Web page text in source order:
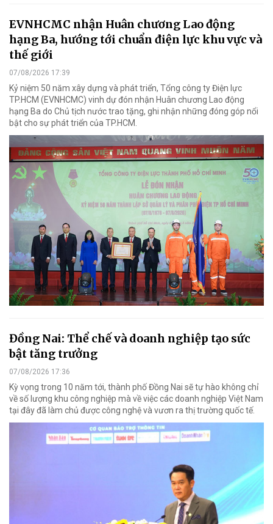
EVNHCMC nhận Huân chương Lao động
hạng Ba, hướng tới chuẩn điện lực khu vực và
thế giới
07/08/2026 17:39
Kỷ niệm 50 năm xây dựng và phát triển, Tổng công ty Điện lực
TP.HCM (EVNHCMC) vinh dự đón nhận Huân chương Lao động
hạng Ba do Chủ tịch nước trao tặng, ghi nhận những đóng góp nổi
bật cho sự phát triển của TP.HCM.
Đồng Nai: Thể chế và doanh nghiệp tạo sức
bật tăng trưởng
07/08/2026 17:36
Kỳ vọng trong 10 năm tới, thành phố Đồng Nai sẽ tự hào không chỉ
về số lượng khu công nghiệp mà về việc các doanh nghiệp Việt Nam
tại đây đã làm chủ được công nghệ và vươn ra thị trường quốc tế.